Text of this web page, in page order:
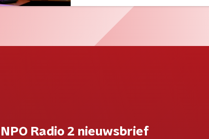
NPO Radio 2 nieuwsbrief